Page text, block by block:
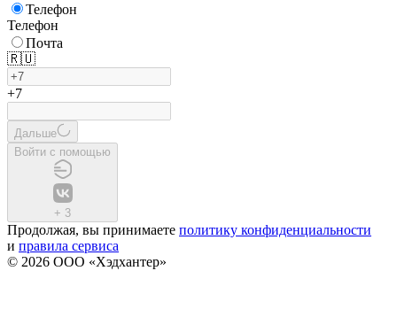
Телефон
Телефон
Почта
🇷🇺
+7
Дальше
Войти с помощью
+ 3
Продолжая, вы принимаете политику конфиденциальности
и правила сервиса
© 2026 ООО «Хэдхантер»